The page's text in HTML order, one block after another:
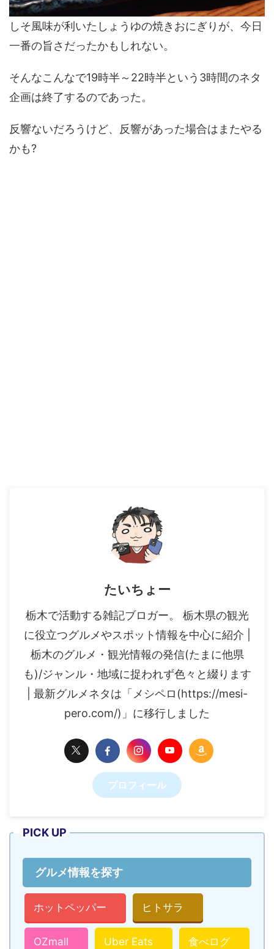
しそ風味が利いたしょうゆの焼きおにぎりが、今日
一番の旨さだったかもしれない。
そんなこんなで19時半～22時半という3時間のネタ
企画は終了するのであった。
反響ないだろうけど、反響があった場合はまたやる
かも?
たいちょー
栃木で活動する雑記ブロガー。 栃木県の観光
に役立つグルメやスポット情報を中心に紹介 |
栃木のグルメ・観光情報の発信(たまに他県
も)/ジャンル・地域に捉われず色々と綴ります
| 最新グルメネタは「メシペロ(https://mesi-
pero.com/)」に移行しました
プロフィール
PICK UP
グルメ情報を探す
ホットペッパー ヒトサラ
OZmall Uber Eats 食べログ